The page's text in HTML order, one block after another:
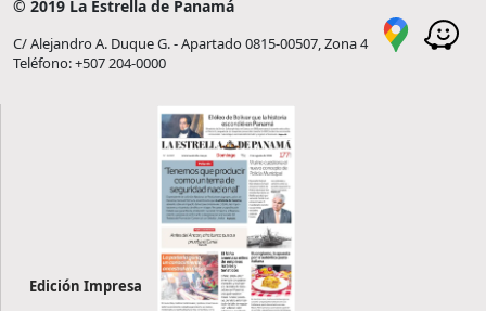
© 2019 La Estrella de Panamá
C/ Alejandro A. Duque G. - Apartado 0815-00507, Zona 4
Teléfono: +507 204-0000
Edición Impresa